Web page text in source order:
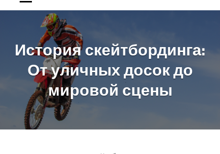
История скейтбординга:
От уличных досок до
мировой сцены